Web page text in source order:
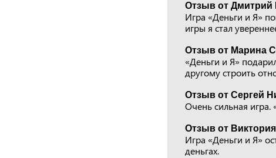
Отзыв от Дмитрий
Игра «Деньги и Я»
игры я стал
Отзыв от Марина
«Деньги и Я»
другому строить
Отзыв от Сергей
Очень сильная игра.
Отзыв от
Игра «Деньги и Я»
деньгах.